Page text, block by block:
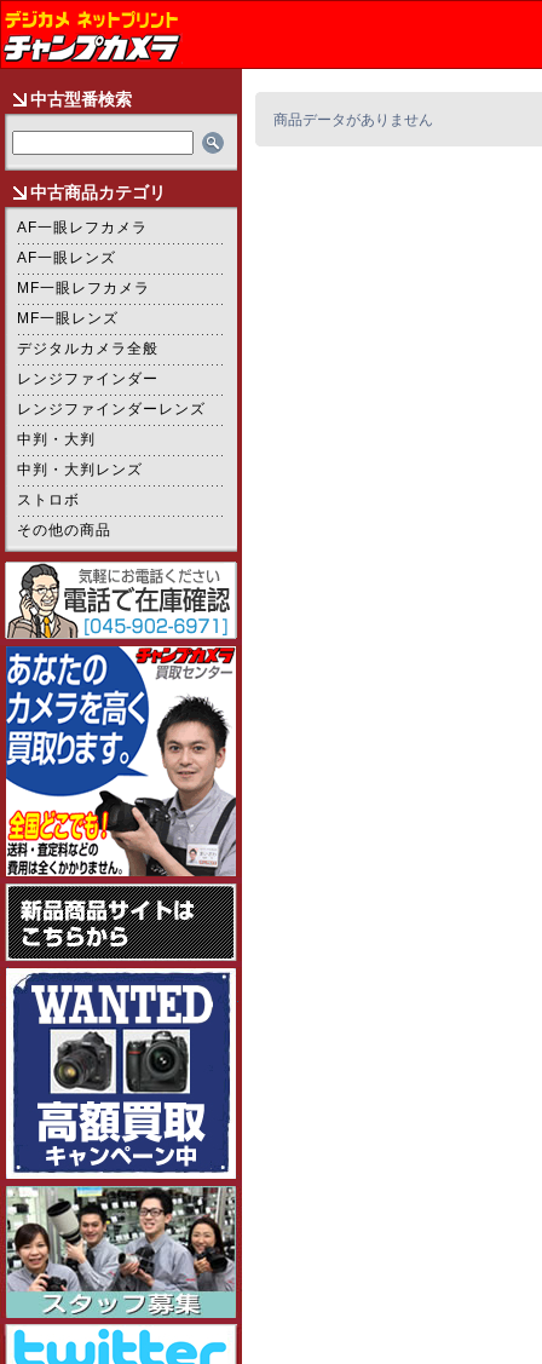
中古型番検索
中古商品カテゴリ
AF一眼レフカメラ
AF一眼レンズ
MF一眼レフカメラ
MF一眼レンズ
デジタルカメラ全般
レンジファインダー
レンジファインダーレンズ
中判・大判
中判・大判レンズ
ストロボ
その他の商品
商品データがありません